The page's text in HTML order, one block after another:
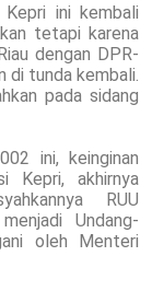
Kepri ini kembali
tetapi karena
dengan DPR-
di tunda kembali.
pada sidang
ini, keinginan
Kepri, akhirnya
RUU
Undang-
oleh Menteri